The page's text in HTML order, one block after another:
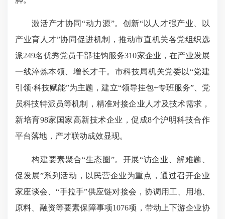
激活产才协同“动力源”。创新“以人才强产业、以
产业育人才”协同促进机制，推动市直机关各党组织选
派249名优秀党员干部挂钩服务310家企业，在产业发展
一线淬炼本领、增长才干。市科技局机关党委以“党建
引领·科技赋能”为主题，建立“领导挂包+专班服务”、党
员科技特派员等机制，精准对接企业人才及技术需求，
新培育98家国家高新技术企业，促成8个沪明科技合作
平台落地，产才联动成效显现。
构建要素聚合“生态圈”。开展“访企业、解难题、
促发展”系列活动，以民营企业为重点，通过召开企业
家座谈会、“手拉手”供应链对接会，协调用工、用地、
原料、融资等要素保障事项1076项，带动上下游企业协